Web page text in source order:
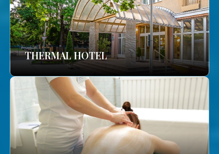
THERMAL HOTEL